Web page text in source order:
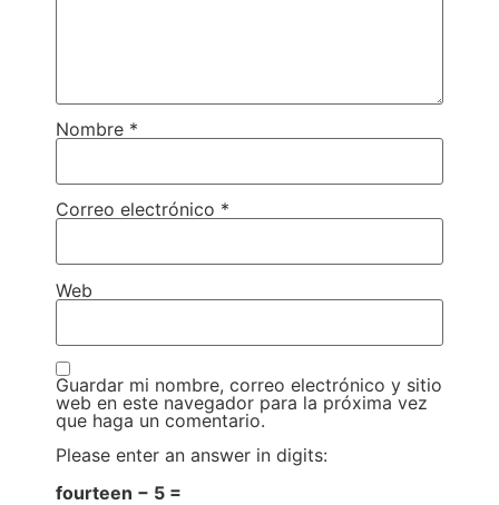
Nombre *
Correo electrónico *
Web
Guardar mi nombre, correo electrónico y sitio
web en este navegador para la próxima vez
que haga un comentario.
Please enter an answer in digits:
fourteen − 5 =